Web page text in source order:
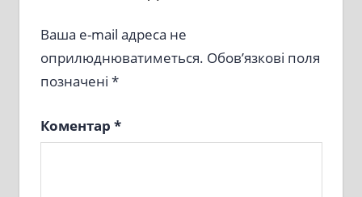
Ваша e-mail адреса не
оприлюднюватиметься. Обов’язкові поля
позначені *
Коментар *